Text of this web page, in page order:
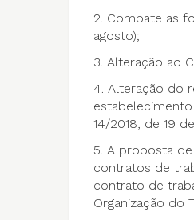
2. Combate as
agosto);
3. Alteração ao
4. Alteração do
14/2018, de 19
5. A proposta
contratos de
contrato de
Organização do